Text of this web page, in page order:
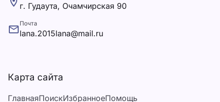
Карта сайта
ГлавнаяПоискИзбранноеПомощь
г. Гудаута, Очамчирская 90
Почта
lana.2015lana@mail.ru